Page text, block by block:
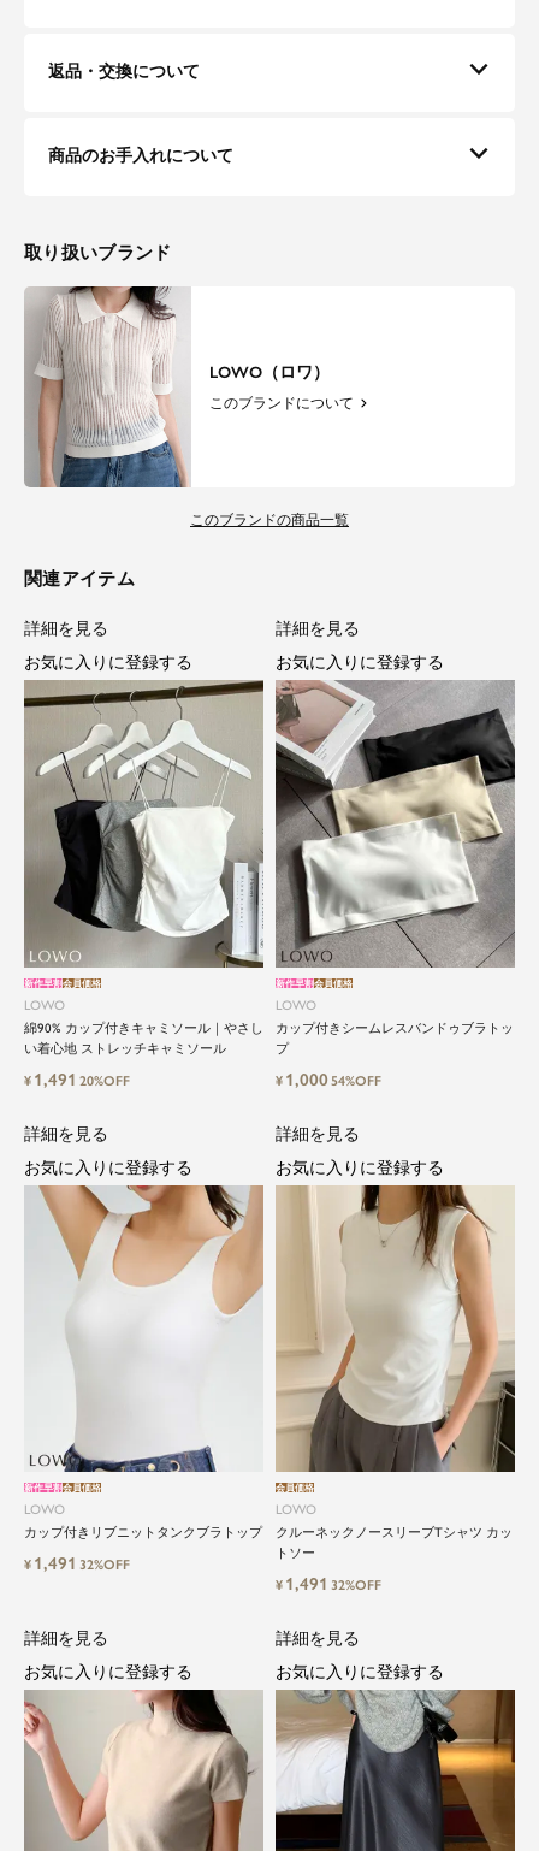
返品・交換について
商品のお手入れについて
取り扱いブランド
LOWO（ロワ）
このブランドについて
このブランドの商品一覧
関連アイテム
LOWO
綿90% カップ付きキャミソール｜やさし
い着心地 ストレッチキャミソール
新作早割会員価格
¥ 1,491 20%OFF
詳細を見る
お気に入りに登録する
LOWO
カップ付きシームレスバンドゥブラトッ
プ
新作早割会員価格
¥ 1,00054%OFF
詳細を見る
お気に入りに登録する
LOWO
カップ付きリブニットタンクブラトップ
新作早割会員価格
¥ 1,491 32%OFF
詳細を見る
お気に入りに登録する
LOWO
クルーネックノースリーブTシャツ カッ
トソー
会員価格
¥ 1,491 32%OFF
詳細を見る
お気に入りに登録する
詳細を見る
お気に入りに登録する
詳細を見る
お気に入りに登録する